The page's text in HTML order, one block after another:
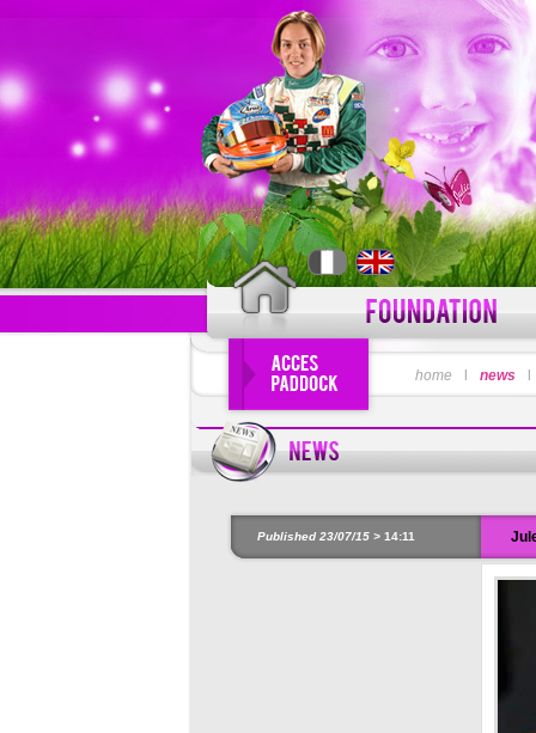
LOGIN
Forgot your
home news
Published 23/07/15 > 14:11